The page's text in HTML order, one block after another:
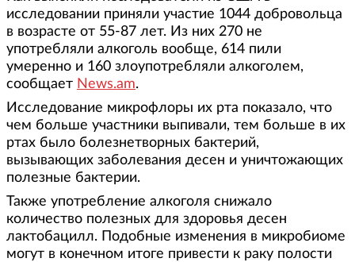
исследовании приняли участие 1044 добровольца
в возрасте от 55-87 лет. Из них 270 не
употребляли алкоголь вообще, 614 пили
умеренно и 160 злоупотребляли алкоголем,
сообщает News.am.
Исследование микрофлоры их рта показало, что
чем больше участники выпивали, тем больше в их
ртах было болезнетворных бактерий,
вызывающих заболевания десен и уничтожающих
полезные бактерии.
Также употребление алкоголя снижало
количество полезных для здоровья десен
лактобацилл. Подобные изменения в микробиоме
могут в конечном итоге привести к раку полости